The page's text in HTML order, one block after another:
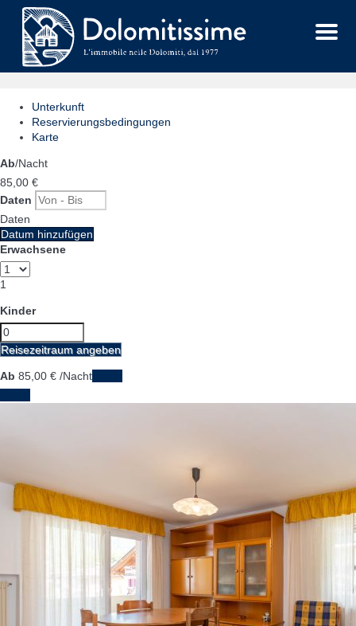
Menu
Unterkunft
Reservierungsbedingungen
Karte
Ab/Nacht
85, 00 €
Daten
Daten
Datum hinzufügen
Erwachsene
1
Kinder
Reisezeitraum angeben
Ab 85, 00 € /Nacht